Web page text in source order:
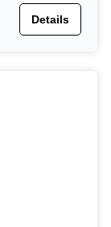
Details